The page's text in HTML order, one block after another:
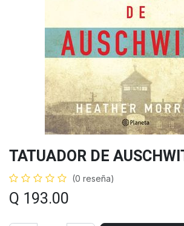
TATUADOR DE
(0 reseña)
Q 193.00